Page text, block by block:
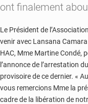
ont finalement
Le Président de
venir avec Lansana
HAC, Mme Martine Condé,
l’annonce de l’arrestation
provisoire de ce dernier. «
vous remercions Mme la
cadre de la libération de